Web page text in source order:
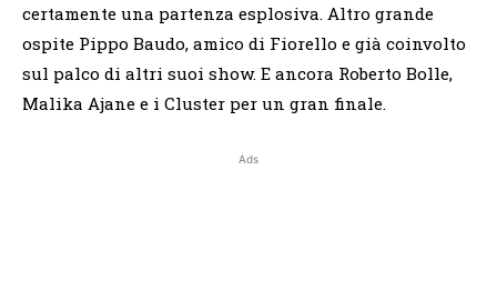
certamente una partenza esplosiva. Altro grande
ospite Pippo Baudo, amico di Fiorello e già coinvolto
sul palco di altri suoi show. E ancora Roberto Bolle,
Malika Ajane e i Cluster per un gran finale.
Ads